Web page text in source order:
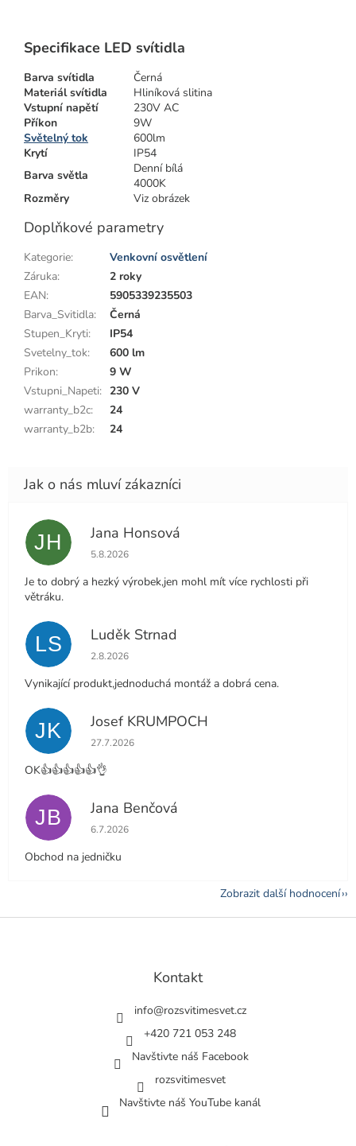
Specifikace LED svítidla
Barva svítidla
Černá
Materiál svítidla
Hliníková slitina
Vstupní napětí
230V AC
Příkon
9W
Světelný tok
600lm
Krytí
IP54
Barva světla
Denní bílá
4000K
Rozměry
Viz obrázek
Doplňkové parametry
Kategorie:
Venkovní osvětlení
Záruka:
2 roky
EAN:
5905339235503
Barva_Svitidla:
Černá
Stupen_Kryti:
IP54
Svetelny_tok:
600 lm
Prikon:
9 W
Vstupni_Napeti: 230 V
warranty_b2c:
24
warranty_b2b: 24
JH Jana Honsová
Hodnocení obchodu je 5 z 5 hvězdiček.
5.8.2026
Je to dobrý a hezký výrobek,jen mohl mít více rychlosti při
větráku.
LS Luděk Strnad
Hodnocení obchodu je 5 z 5 hvězdiček.
2.8.2026
Vynikající produkt,jednoduchá montáž a dobrá cena.
JK Josef KRUMPOCH
Hodnocení obchodu je 5 z 5 hvězdiček.
27.7.2026
OK👍👍👍👍👍👌
JB Jana Benčová
Hodnocení obchodu je 5 z 5 hvězdiček.
6.7.2026
Obchod na jedničku
Zobrazit další hodnocení
Z
Kontakt
info@rozsvitimesvet.cz
+420 721 053 248
Navštivte náš Facebook
rozsvitimesvet
Navštivte náš YouTube kanál